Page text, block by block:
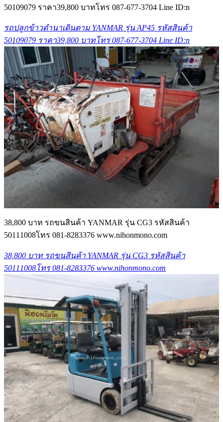
50109079 ราคา39,800 บาทโทร 087-677-3704 Line ID:n
รถปลูกข้าวดำนาเดินตาม YANMAR รุ่น AP45 รหัสสินค้า
50109079 ราคา39,800 บาทโทร 087-677-3704 Line ID:n
38,800 บาท รถขนสินค้า YANMAR รุ่น CG3 รหัสสินค้า
50111008โทร 081-8283376 www.nihonmono.com
38,800 บาท รถขนสินค้า YANMAR รุ่น CG3 รหัสสินค้า
50111008โทร 081-8283376 www.nihonmono.com